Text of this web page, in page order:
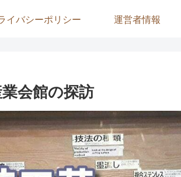
イバシーポリシー 運営者情報
会館の探訪